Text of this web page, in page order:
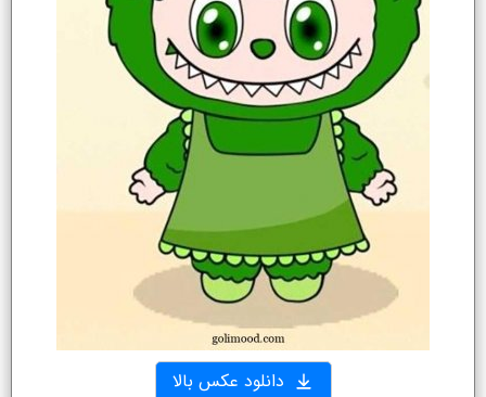
دانلود عکس بالا